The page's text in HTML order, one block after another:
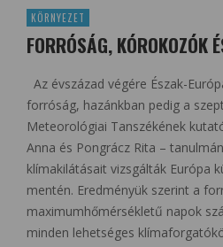
KÖRNYEZET
FORRÓSÁG, KÓROKOZÓK
Az évszázad végére Észak-
forróság, hazánkban pedig a
Meteorológiai Tanszékének
Anna és Pongrácz Rita –
klímakilátásait vizsgálták Európa
mentén. Eredményük szerint a
maximumhőmérsékletű napok
minden lehetséges